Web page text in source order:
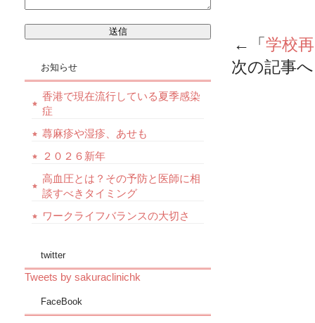
←「学校
次の記事
お知らせ
香港で現在流行している夏季感染
症
蕁麻疹や湿疹、あせも
２０２６新年
高血圧とは？その予防と医師に相
談すべきタイミング
ワークライフバランスの大切さ
twitter
Tweets by sakuraclinichk
FaceBook